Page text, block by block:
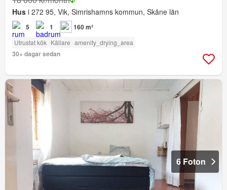
Hus i 272 95, Vik, Simrishamns kommun, Skåne län
5 1 160 m²
Utrustat kök Källare amenity_drying_area
30+ dagar sedan
6 Foton